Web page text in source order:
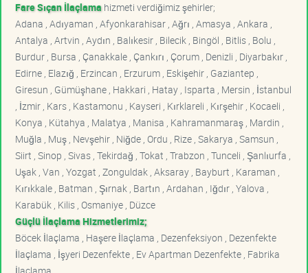
Fare Sıçan İlaçlama hizmeti verdiğimiz şehirler;
Adana , Adıyaman , Afyonkarahisar , Ağrı , Amasya , Ankara ,
Antalya , Artvin , Aydın , Balıkesir , Bilecik , Bingöl , Bitlis , Bolu ,
Burdur , Bursa , Çanakkale , Çankırı , Çorum , Denizli , Diyarbakır ,
Edirne , Elazığ , Erzincan , Erzurum , Eskişehir , Gaziantep ,
Giresun , Gümüşhane , Hakkari , Hatay , Isparta , Mersin , İstanbul
, İzmir , Kars , Kastamonu , Kayseri , Kırklareli , Kırşehir , Kocaeli ,
Konya , Kütahya , Malatya , Manisa , Kahramanmaraş , Mardin ,
Muğla , Muş , Nevşehir , Niğde , Ordu , Rize , Sakarya , Samsun ,
Siirt , Sinop , Sivas , Tekirdağ , Tokat , Trabzon , Tunceli , Şanlıurfa ,
Uşak , Van , Yozgat , Zonguldak , Aksaray , Bayburt , Karaman ,
Kırıkkale , Batman , Şırnak , Bartın , Ardahan , Iğdır , Yalova ,
Karabük , Kilis , Osmaniye , Düzce
Güçlü İlaçlama Hizmetlerimiz;
Böcek İlaçlama , Haşere İlaçlama , Dezenfeksiyon , Dezenfekte
İlaçlama , İşyeri Dezenfekte , Ev Apartman Dezenfekte , Fabrika